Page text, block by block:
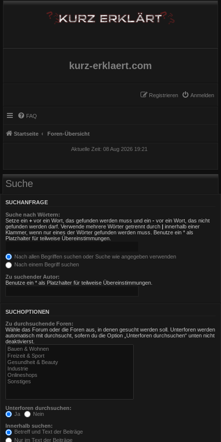
kurz-erklaert.com
Anmelden
Registrieren
FAQ
Startseite Foren-Übersicht
Aktuelle Zeit: 08 Aug 2026 19:21
Suche
SUCHANFRAGE
Suche nach Wörtern:
Setze ein + vor ein Wort, das gefunden werden muss und ein - vor ein Wort, das nicht
gefunden werden darf. Verwende mehrere Wörter getrennt durch | innerhalb einer
Klammer, wenn nur eines der Wörter gefunden werden muss. Benutze ein * als
Platzhalter für teilweise Übereinstimmungen.
Nach allen Begriffen suchen oder Suche wie angegeben verwenden
Nach einem Begriff suchen
Zu suchender Autor:
Benutze ein * als Platzhalter für teilweise Übereinstimmungen.
SUCHOPTIONEN
Zu durchsuchende Foren:
Wähle das Forum oder die Foren aus, in denen gesucht werden soll. Unterforen werden
automatisch mit durchsucht, sofern du die Option „Unterforen durchsuchen“ unten nicht
deaktivierst.
Unterforen durchsuchen:
Ja
Nein
Innerhalb suchen:
Betreff und Text der Beiträge
Nur im Text der Beiträge